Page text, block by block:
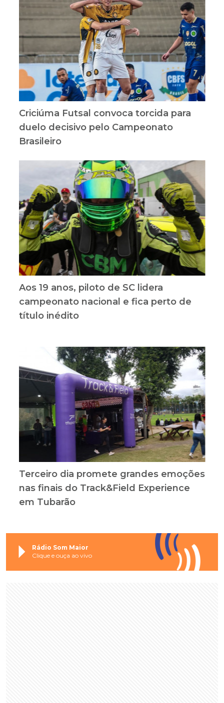
Criciúma Futsal convoca torcida para
duelo decisivo pelo Campeonato
Brasileiro
Aos 19 anos, piloto de SC lidera
campeonato nacional e fica perto de
título inédito
Terceiro dia promete grandes emoções
nas finais do Track&Field Experience
em Tubarão
Rádio Som Maior
Clique e ouça ao vivo